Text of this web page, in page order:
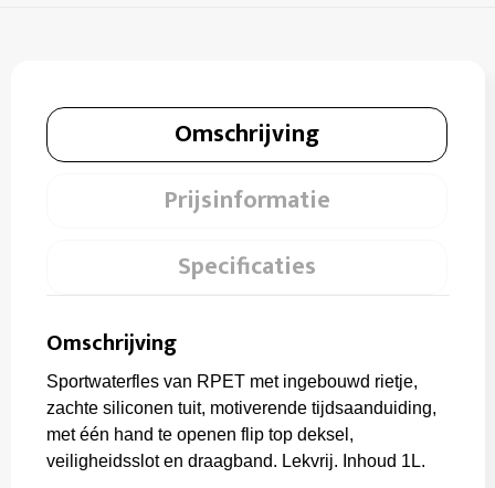
Omschrijving
Prijsinformatie
Specificaties
Omschrijving
Sportwaterfles van RPET met ingebouwd rietje,
zachte siliconen tuit, motiverende tijdsaanduiding,
met één hand te openen flip top deksel,
veiligheidsslot en draagband. Lekvrij. Inhoud 1L.